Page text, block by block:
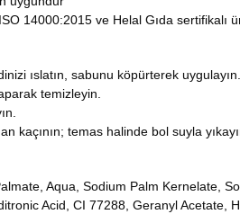
14000:2015 ve Helal Gıda sertifikalı
ıslatın, sabunu köpürterek uygulayın.
temizleyin.
kaçının; temas halinde bol suyla
Aqua, Sodium Palm Kernelate,
Acid, CI 77288, Geranyl Acetate,